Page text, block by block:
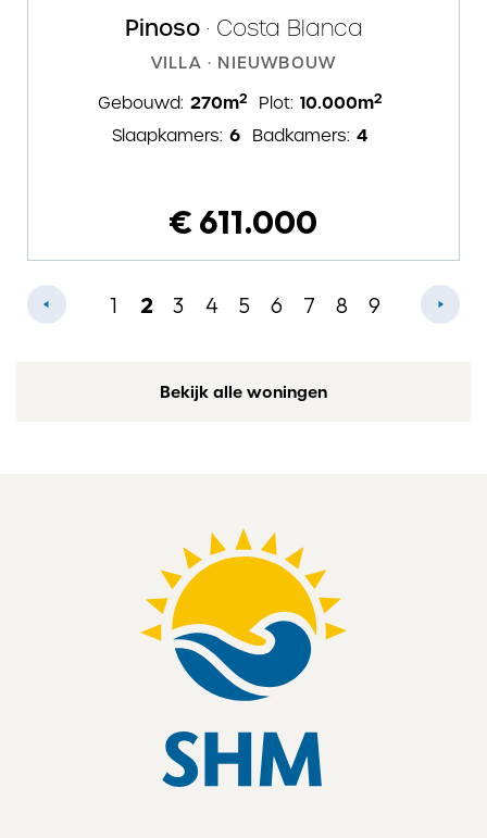
Pinoso· Costa Blanca
VILLA · NIEUWBOUW
Gebouwd: 270m2 Plot: 10.000m2
Slaapkamers: 6 Badkamers: 4
€ 611.000
1 2 3 4 5 6 7 8 9
Bekijk alle woningen